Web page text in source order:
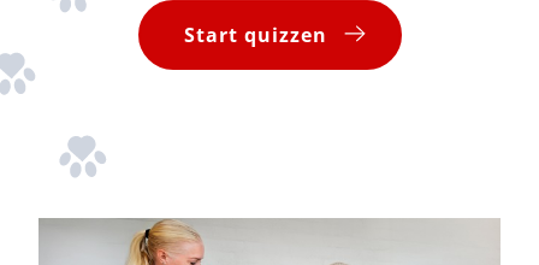
Start quizzen